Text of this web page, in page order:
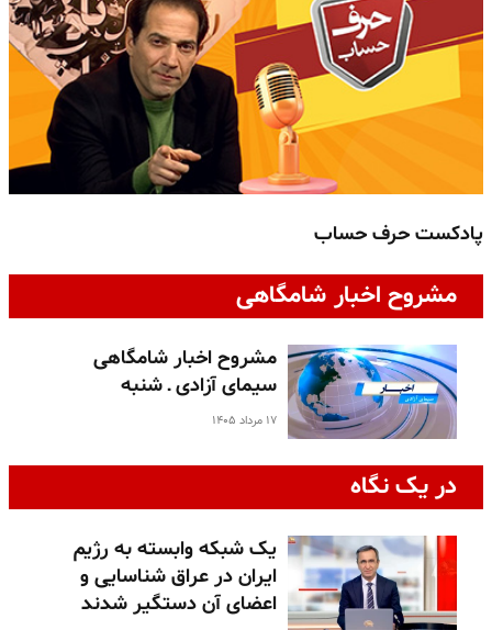
پادکست حرف حساب
مشروح اخبار شامگاهی
مشروح اخبار شامگاهی
سیمای آزادی ـ شنبه
۱۷ مرداد ۱۴۰۵
در یک نگاه
یک شبکه وابسته به رژیم
ایران در عراق شناسایی و
اعضای آن دستگیر شدند